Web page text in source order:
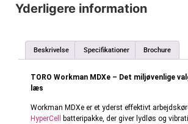
Yderligere information
Beskrivelse Specifikationer Brochure
TORO Workman MDXe – Det miljøvenlige
læs
Workman MDXe er et yderst effektivt
HyperCell
batteripakke, der giver lydløs og